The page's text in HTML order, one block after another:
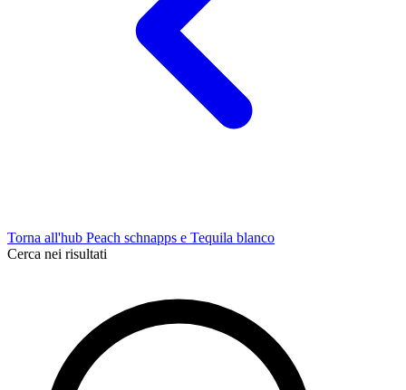
Torna all'hub Peach schnapps e Tequila blanco
Cerca nei risultati